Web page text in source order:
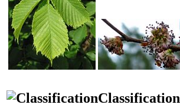
Classification